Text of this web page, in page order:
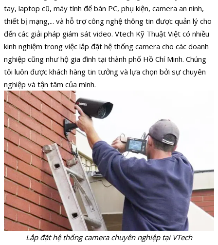
tay, laptop cũ, máy tính để bàn PC, phụ kiện, camera an ninh,
thiết bị mạng,... và hỗ trợ công nghệ thông tin được quản lý cho
đến các giải pháp giám sát video. Vtech Kỹ Thuật Việt có nhiều
kinh nghiệm trong việc lắp đặt hệ thống camera cho các doanh
nghiệp cũng như hộ gia đình tại thành phố Hồ Chí Minh. Chúng
tôi luôn được khách hàng tin tưởng và lựa chọn bởi sự chuyên
nghiệp và tận tâm của mình.
Lắp đặt hệ thống camera chuyên nghiệp tại VTech